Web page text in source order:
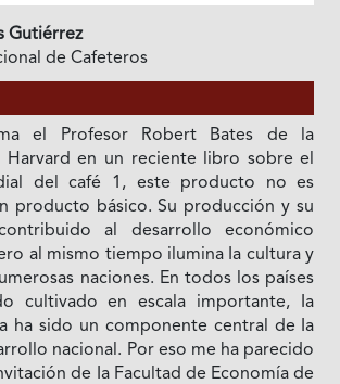
Gutiérrez
de Cafeteros
el Profesor Robert Bates de la
Harvard en un reciente libro sobre el
del café 1, este producto no es
producto básico. Su producción y su
al desarrollo económico
al mismo tiempo ilumina Ia cultura y
naciones. En todos los países
cultivado en escala importante, Ia
ha sido un componente central de Ia
nacional. Por eso me ha parecido
de Ia Facultad de Economía de